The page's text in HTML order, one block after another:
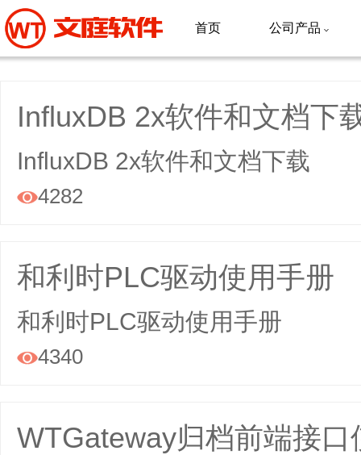
首页 公司产品 
InfluxDB 2x软件和文档下
InfluxDB 2x软件和文档下载
4282
和利时PLC驱动使用手册
和利时PLC驱动使用手册
4340
WTGateway归档前端接口